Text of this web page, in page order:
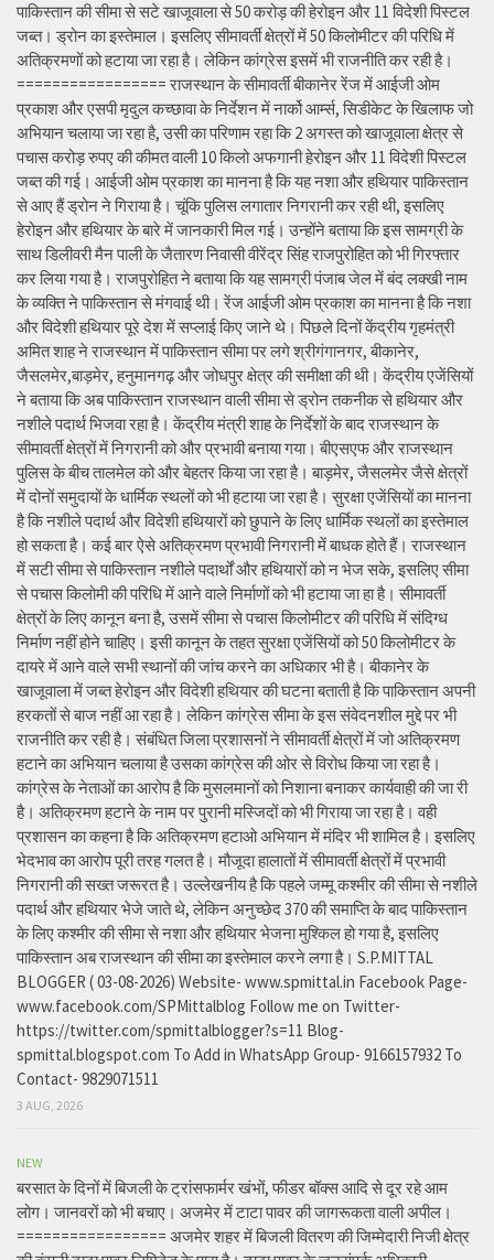
पाकिस्तान की सीमा से सटे खाजूवाला से 50 करोड़ की हेरोइन और 11 विदेशी पिस्टल
जब्त। ड्रोन का इस्तेमाल। इसलिए सीमावर्ती क्षेत्रों में 50 किलोमीटर की परिधि में
अतिक्रमणों को हटाया जा रहा है। लेकिन कांग्रेस इसमें भी राजनीति कर रही है।
================= राजस्थान के सीमावर्ती बीकानेर रेंज में आईजी ओम
प्रकाश और एसपी मृदुल कच्छावा के निर्देशन में नार्को आर्म्स, सिडीकेट के खिलाफ जो
अभियान चलाया जा रहा है, उसी का परिणाम रहा कि 2 अगस्त को खाजूवाला क्षेत्र से
पचास करोड़ रुपए की कीमत वाली 10 किलो अफगानी हेरोइन और 11 विदेशी पिस्टल
जब्त की गई। आईजी ओम प्रकाश का मानना है कि यह नशा और हथियार पाकिस्तान
से आए हैं ड्रोन ने गिराया है। चूंकि पुलिस लगातार निगरानी कर रही थी, इसलिए
हेरोइन और हथियार के बारे में जानकारी मिल गई। उन्होंने बताया कि इस सामग्री के
साथ डिलीवरी मैन पाली के जैतारण निवासी वीरेंद्र सिंह राजपुरोहित को भी गिरफ्तार
कर लिया गया है। राजपुरोहित ने बताया कि यह सामग्री पंजाब जेल में बंद लक्खी नाम
के व्यक्ति ने पाकिस्तान से मंगवाई थी। रेंज आईजी ओम प्रकाश का मानना है कि नशा
और विदेशी हथियार पूरे देश में सप्लाई किए जाने थे। पिछले दिनों केंद्रीय गृहमंत्री
अमित शाह ने राजस्थान में पाकिस्तान सीमा पर लगे श्रीगंगानगर, बीकानेर,
जैसलमेर,बाड़मेर, हनुमानगढ़ और जोधपुर क्षेत्र की समीक्षा की थी। केंद्रीय एजेंसियों
ने बताया कि अब पाकिस्तान राजस्थान वाली सीमा से ड्रोन तकनीक से हथियार और
नशीले पदार्थ भिजवा रहा है। केंद्रीय मंत्री शाह के निर्देशों के बाद राजस्थान के
सीमावर्ती क्षेत्रों में निगरानी को और प्रभावी बनाया गया। बीएसएफ और राजस्थान
पुलिस के बीच तालमेल को और बेहतर किया जा रहा है। बाड़मेर, जैसलमेर जैसे क्षेत्रों
में दोनों समुदायों के धार्मिक स्थलों को भी हटाया जा रहा है। सुरक्षा एजेंसियों का मानना
है कि नशीले पदार्थ और विदेशी हथियारों को छुपाने के लिए धार्मिक स्थलों का इस्तेमाल
हो सकता है। कई बार ऐसे अतिक्रमण प्रभावी निगरानी में बाधक होते हैं। राजस्थान
में सटी सीमा से पाकिस्तान नशीले पदार्थों और हथियारों को न भेज सके, इसलिए सीमा
से पचास किलोमी की परिधि में आने वाले निर्माणों को भी हटाया जा हा है। सीमावर्ती
क्षेत्रों के लिए कानून बना है, उसमें सीमा से पचास किलोमीटर की परिधि में संदिग्ध
निर्माण नहीं होने चाहिए। इसी कानून के तहत सुरक्षा एजेंसियों को 50 किलोमीटर के
दायरे में आने वाले सभी स्थानों की जांच करने का अधिकार भी है। बीकानेर के
खाजूवाला में जब्त हेरोइन और विदेशी हथियार की घटना बताती है कि पाकिस्तान अपनी
हरकतों से बाज नहीं आ रहा है। लेकिन कांग्रेस सीमा के इस संवेदनशील मुद्दे पर भी
राजनीति कर रही है। संबंधित जिला प्रशासनों ने सीमावर्ती क्षेत्रों में जो अतिक्रमण
हटाने का अभियान चलाया है उसका कांग्रेस की ओर से विरोध किया जा रहा है।
कांग्रेस के नेताओं का आरोप है कि मुसलमानों को निशाना बनाकर कार्यवाही की जा री
है। अतिक्रमण हटाने के नाम पर पुरानी मस्जिदों को भी गिराया जा रहा है। वही
प्रशासन का कहना है कि अतिक्रमण हटाओ अभियान में मंदिर भी शामिल है। इसलिए
भेदभाव का आरोप पूरी तरह गलत है। मौजूदा हालातों में सीमावर्ती क्षेत्रों में प्रभावी
निगरानी की सख्त जरूरत है। उल्लेखनीय है कि पहले जम्मू कश्मीर की सीमा से नशीले
पदार्थ और हथियार भेजे जाते थे, लेकिन अनुच्छेद 370 की समाप्ति के बाद पाकिस्तान
के लिए कश्मीर की सीमा से नशा और हथियार भेजना मुश्किल हो गया है, इसलिए
पाकिस्तान अब राजस्थान की सीमा का इस्तेमाल करने लगा है। S.P.MITTAL
BLOGGER ( 03-08-2026) Website- www.spmittal.in Facebook Page-
www.facebook.com/SPMittalblog Follow me on Twitter-
https://twitter.com/spmittalblogger?s=11 Blog-
spmittal.blogspot.com To Add in WhatsApp Group- 9166157932 To
Contact- 9829071511
3 AUG, 2026
NEW
बरसात के दिनों में बिजली के ट्रांसफार्मर खंभों, फीडर बॉक्स आदि से दूर रहे आम
लोग। जानवरों को भी बचाए। अजमेर में टाटा पावर की जागरूकता वाली अपील।
================= अजमेर शहर में बिजली वितरण की जिम्मेदारी निजी क्षेत्र